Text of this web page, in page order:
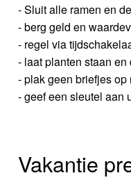
- Sluit alle ramen en
- berg geld en
- regel via
- laat planten staan
- plak geen briefjes op
- geef een sleutel aan
Vakantie